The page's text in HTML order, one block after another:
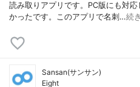
読み取りアプリです。PC版にも対
かったです。このアプリで名刺…続
Sansan(サンサン)
Eight